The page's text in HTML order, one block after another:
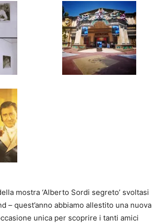
mostra ‘Alberto Sordi segreto’ svoltasi
– quest’anno abbiamo allestito una nuova
unica per scoprire i tanti amici